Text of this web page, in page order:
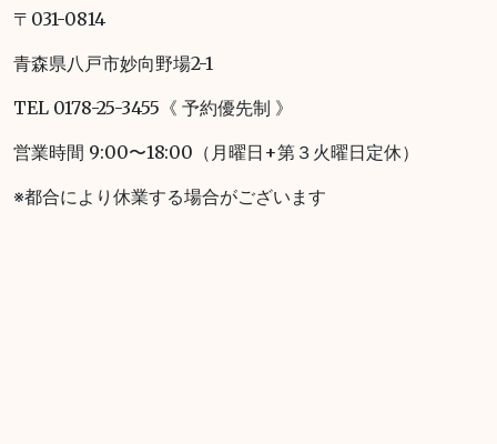
〒031-0814
青森県八戸市妙向野場2-1
TEL 0178-25-3455《 予約優先制 》
営業時間 9:00〜18:00（月曜日+第３火曜日定休）
※都合により休業する場合がございます